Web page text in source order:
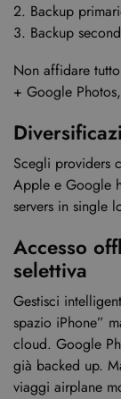
2. Backup
3. Backup
Non affidare
+ Google
Scegli providers
Apple e Google
servers in single
Accesso
selettiva
Gestisci
spazio iPhone”
cloud. Google
già backed up.
viaggi airplane